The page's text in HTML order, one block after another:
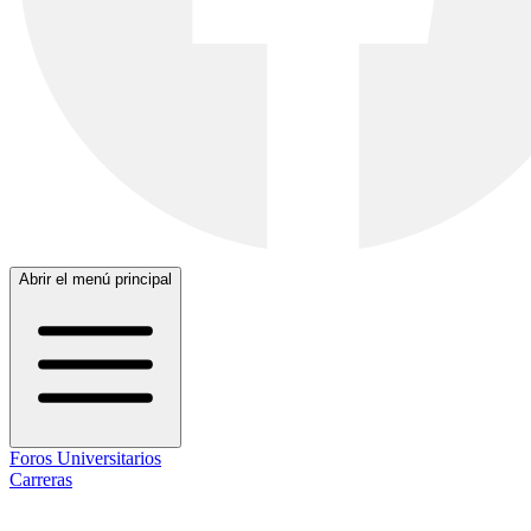
Abrir el menú principal
Foros Universitarios
Carreras